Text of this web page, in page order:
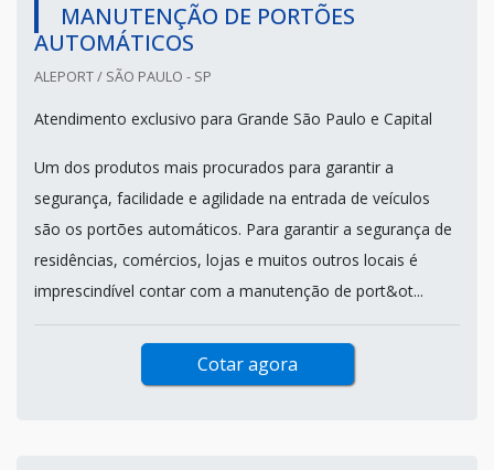
MANUTENÇÃO DE PORTÕES
AUTOMÁTICOS
ALEPORT / SÃO PAULO - SP
Atendimento exclusivo para Grande São Paulo e Capital
Um dos produtos mais procurados para garantir a
segurança, facilidade e agilidade na entrada de veículos
são os portões automáticos. Para garantir a segurança de
residências, comércios, lojas e muitos outros locais é
imprescindível contar com a manutenção de port&ot...
Cotar agora